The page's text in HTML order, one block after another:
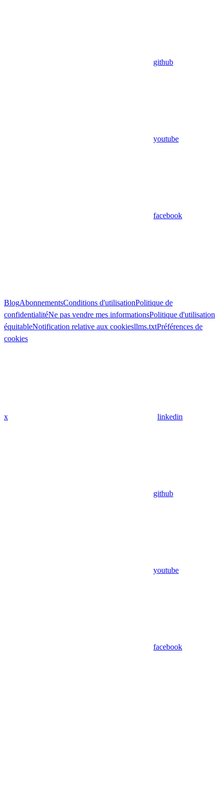
github
youtube
facebook
BlogAbonnementsConditions d'utilisationPolitique de
confidentialitéNe pas vendre mes informationsPolitique d'utilisation
équitableNotification relative aux cookiesllms.txtPréférences de
cookies
x linkedin
github
youtube
facebook